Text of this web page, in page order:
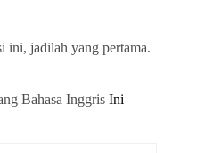
ini, jadilah yang pertama.
Bahasa Inggris Ini